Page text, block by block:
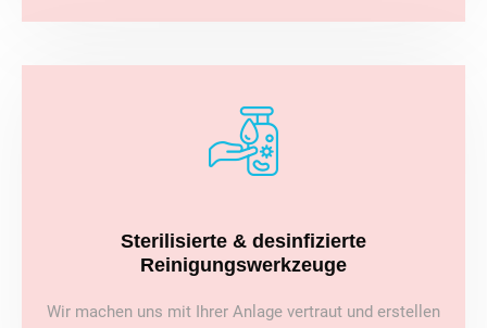
Sterilisierte & desinfizierte
Reinigungswerkzeuge
Wir machen uns mit Ihrer Anlage vertraut und erstellen